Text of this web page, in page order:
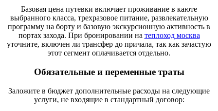
Базовая цена путевки включает проживание в каюте
выбранного класса, трехразовое питание, развлекательную
программу на борту и базовую экскурсионную активность в
портах захода. При бронировании на теплоход москва
уточните, включен ли трансфер до причала, так как зачастую
этот сегмент оплачивается отдельно.
Обязательные и переменные траты
Заложите в бюджет дополнительные расходы на следующие
услуги, не входящие в стандартный договор: